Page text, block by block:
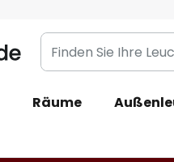
Finden
Sie
Leuchte...
Räume